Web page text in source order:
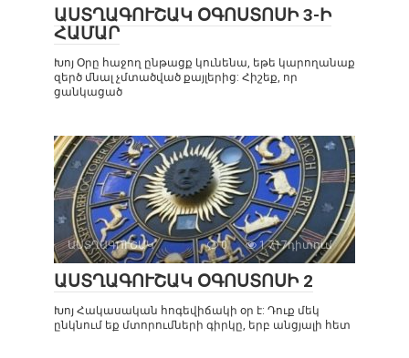
ԱՍՏՂԱԳՈՒՇԱԿ ՕԳՈՍՏՈՍԻ 3-Ի
ՀԱՄԱՐ
Խոյ Օրը հաջող ընթացք կունենա, եթե կարողանաք
զերծ մնալ չմտածված քայլերից: Հիշեք, որ
ցանկացած
ԱՍՏՂԱԳՈՒՇԱԿ 0 1 717դիտում
ԱՍՏՂԱԳՈՒՇԱԿ ՕԳՈՍՏՈՍԻ 2
Խոյ Հակասական հոգեվիճակի օր է: Դուք մեկ
ընկնում եք մտորումների գիրկը, երբ անցյալի հետ